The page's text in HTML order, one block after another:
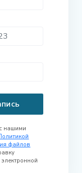
нашими
файлов